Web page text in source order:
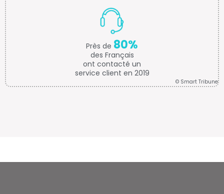
Près de 80%
des Français
ont contacté un
service client en 2019
© Smart Tribune